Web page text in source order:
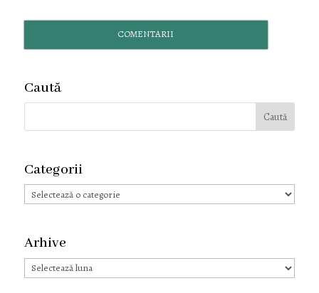
COMENTARII
Caută
Categorii
Categorii
Arhive
Arhive